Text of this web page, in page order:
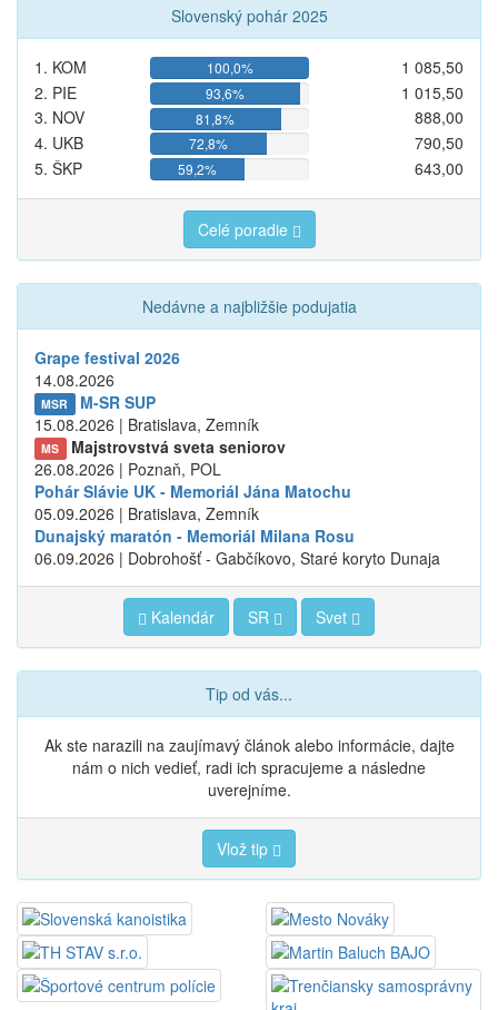
Slovenský pohár 2025
1. KOM 100,0%
1 085,50
2. PIE
93,6%
1 015,50
3. NOV
81,8%
888,00
4. UKB
72,8%
790,50
5. ŠKP
59,2% 643,00
Celé poradie
Nedávne a najbližšie podujatia
Grape festival 2026
14.08.2026
MSR
M-SR SUP
15.08.2026 | Bratislava, Zemník
MS
Majstrovstvá sveta seniorov
26.08.2026 | Poznaň, POL
Pohár Slávie UK - Memoriál Jána Matochu
05.09.2026 | Bratislava, Zemník
Dunajský maratón - Memoriál Milana Rosu
06.09.2026 | Dobrohošť - Gabčíkovo, Staré koryto Dunaja
Kalendár SR Svet
Tip od vás...
Ak ste narazili na zaujímavý článok alebo informácie, dajte
nám o nich vedieť, radi ich spracujeme a následne
uverejníme.
Vlož tip